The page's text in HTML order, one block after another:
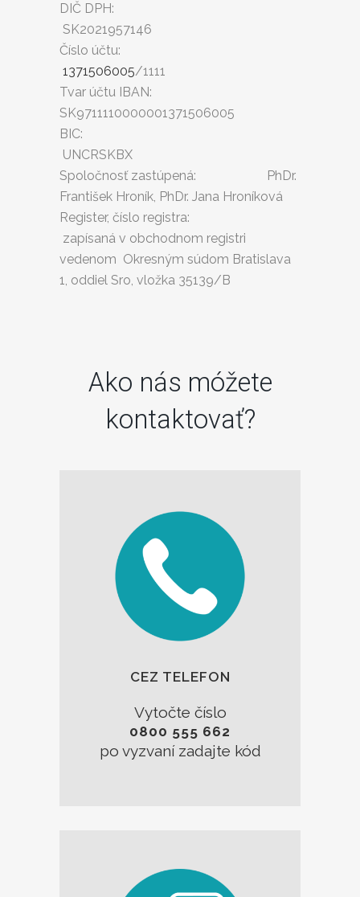
DIČ DPH:
SK2021957146
Číslo účtu:
1371506005/1111
Tvar účtu IBAN:
SK9711110000001371506005
BIC:
UNCRSKBX
Spoločnosť zastúpená: PhDr.
František Hroník, PhDr. Jana Hroníková
Register, číslo registra:
zapísaná v obchodnom registri
vedenom Okresným súdom Bratislava
1, oddiel Sro, vložka 35139/B
Ako nás móžete
kontaktovať?
CEZ TELEFON
Vytočte číslo
0800 555 662
po vyzvaní zadajte kód